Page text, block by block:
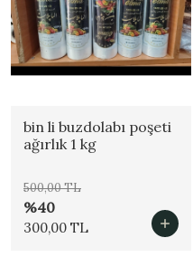
bin li buzdolabı poşeti
ağırlık 1 kg
500,00 TL
%40
300,00 TL